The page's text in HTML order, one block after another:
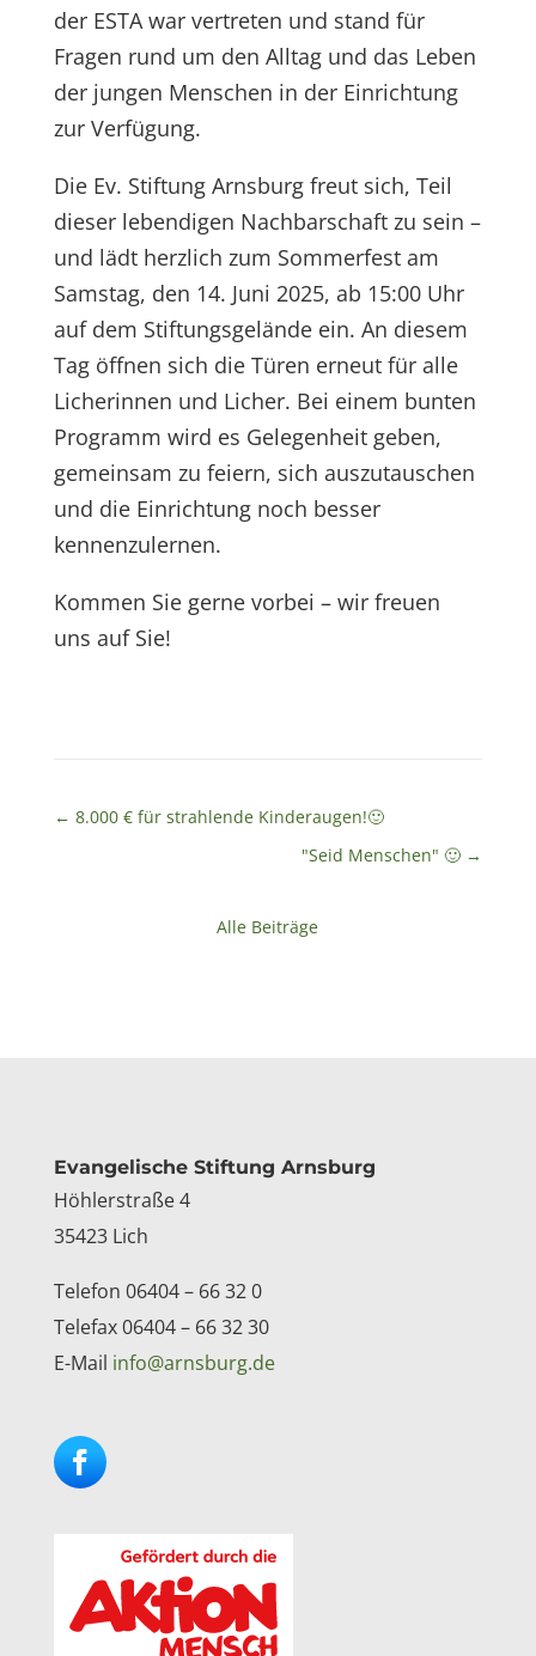
der ESTA war vertreten und stand für
Fragen rund um den Alltag und das Leben
der jungen Menschen in der Einrichtung
zur Verfügung.
Die Ev. Stiftung Arnsburg freut sich, Teil
dieser lebendigen Nachbarschaft zu sein –
und lädt herzlich zum Sommerfest am
Samstag, den 14. Juni 2025, ab 15:00 Uhr
auf dem Stiftungsgelände ein. An diesem
Tag öffnen sich die Türen erneut für alle
Licherinnen und Licher. Bei einem bunten
Programm wird es Gelegenheit geben,
gemeinsam zu feiern, sich auszutauschen
und die Einrichtung noch besser
kennenzulernen.
Kommen Sie gerne vorbei – wir freuen
uns auf Sie!
← 8.000 € für strahlende Kinderaugen!🙂
"Seid Menschen" 🙂 →
Alle Beiträge
Kontakt
Evangelische Stiftung Arnsburg
Höhlerstraße 4
35423 Lich
Telefon 06404 – 66 32 0
Telefax 06404 – 66 32 30
E-Mail info@arnsburg.de